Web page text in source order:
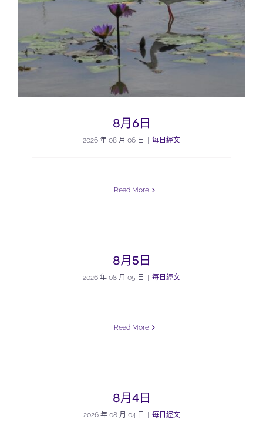
8月6日
2026 年 08 月 06 日 每日經文
Read More
8月5日
2026 年 08 月 05 日 每日經文
Read More
8月4日
2026 年 08 月 04 日 每日經文